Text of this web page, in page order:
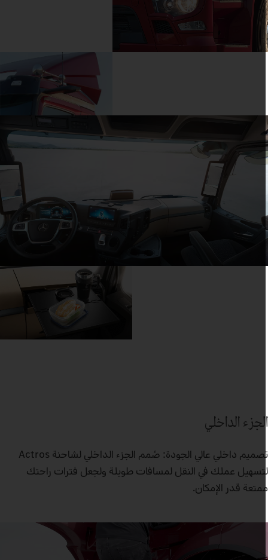
الداخلي
تصميم داخلي عالي الجودة: صُمم الجزء الداخلي لشاحنة Actros
عملك في النقل لمسافات طويلة ولجعل فترات راحتك
قدر الإمكان.